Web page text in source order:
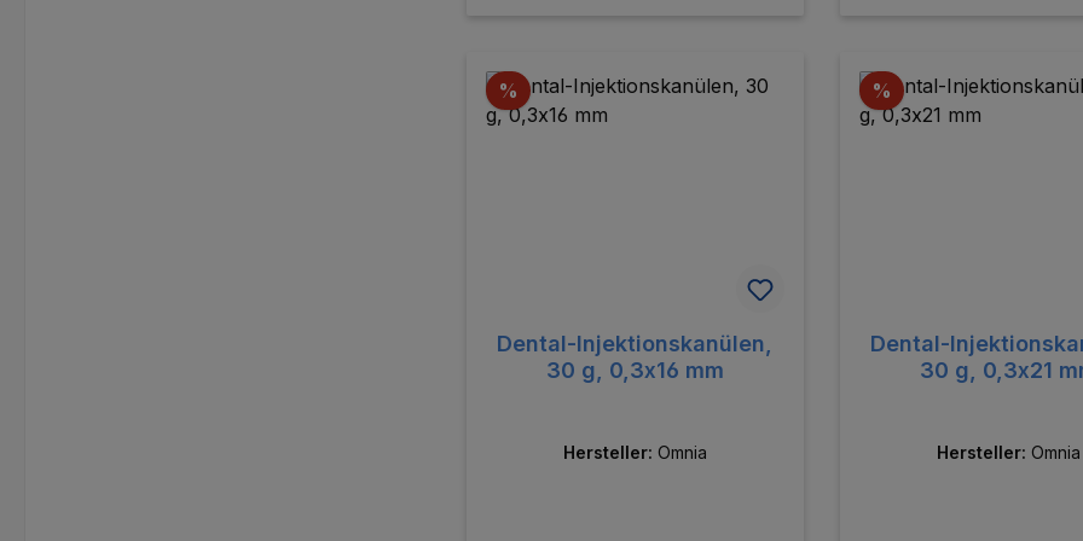
% Rabatt
Dental-Injektionskanülen,
30 g, 0,3x16 mm
Hersteller: Omnia
% Rabatt
Dental-
30 g, 0,3x21
Hersteller: Omnia